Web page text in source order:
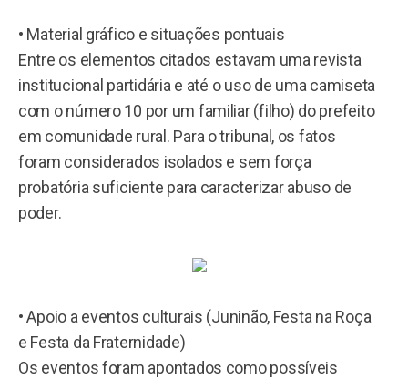
• Material gráfico e situações pontuais
Entre os elementos citados estavam uma revista
institucional partidária e até o uso de uma camiseta
com o número 10 por um familiar (filho) do prefeito
em comunidade rural. Para o tribunal, os fatos
foram considerados isolados e sem força
probatória suficiente para caracterizar abuso de
poder.
• Apoio a eventos culturais (Juninão, Festa na Roça
e Festa da Fraternidade)
Os eventos foram apontados como possíveis